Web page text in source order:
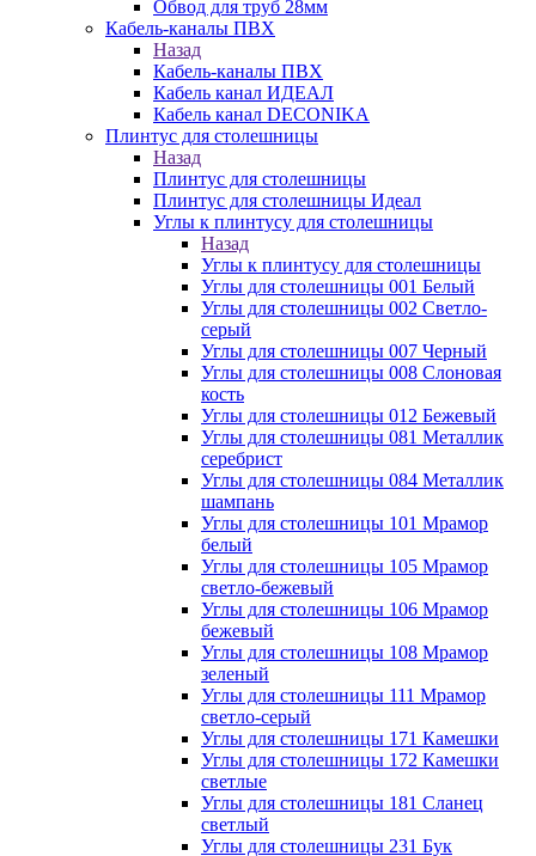
Обвод для труб 28мм
Кабель-каналы ПВХ
Назад
Кабель-каналы ПВХ
Кабель канал ИДЕАЛ
Кабель канал DECONIKA
Плинтус для столешницы
Назад
Плинтус для столешницы
Плинтус для столешницы Идеал
Углы к плинтусу для столешницы
Назад
Углы к плинтусу для столешницы
Углы для столешницы 001 Белый
Углы для столешницы 002 Светло-
серый
Углы для столешницы 007 Черный
Углы для столешницы 008 Слоновая
кость
Углы для столешницы 012 Бежевый
Углы для столешницы 081 Металлик
серебрист
Углы для столешницы 084 Металлик
шампань
Углы для столешницы 101 Мрамор
белый
Углы для столешницы 105 Мрамор
светло-бежевый
Углы для столешницы 106 Мрамор
бежевый
Углы для столешницы 108 Мрамор
зеленый
Углы для столешницы 111 Мрамор
светло-серый
Углы для столешницы 171 Камешки
Углы для столешницы 172 Камешки
светлые
Углы для столешницы 181 Сланец
светлый
Углы для столешницы 231 Бук